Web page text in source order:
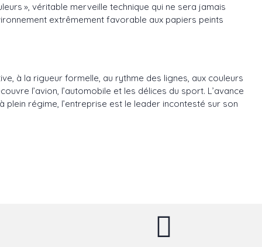
», véritable merveille technique qui ne sera jamais
extrêmement favorable aux papiers peints
à la rigueur formelle, au rythme des lignes, aux couleurs
l’avion, l’automobile et les délices du sport. L’avance
régime, l’entreprise est le leader incontesté sur son